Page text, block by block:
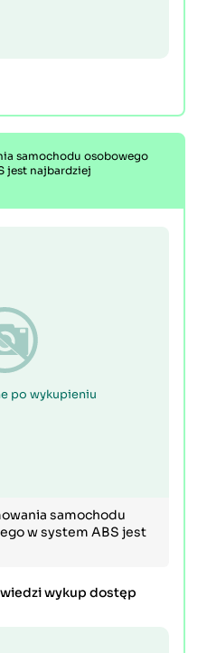
samochodu osobowego
jest najbardziej
po wykupieniu
samochodu
w system ABS jest
wykup dostęp